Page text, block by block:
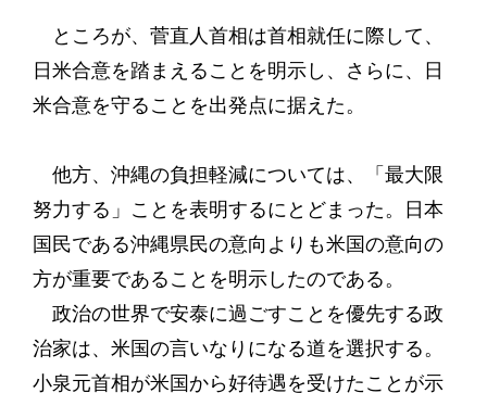
ところが、菅直人首相は首相就任に際して、
日米合意を踏まえることを明示し、さらに、日
米合意を守ることを出発点に据えた。
他方、沖縄の負担軽減については、「最大限
努力する」ことを表明するにとどまった。日本
国民である沖縄県民の意向よりも米国の意向の
方が重要であることを明示したのである。
政治の世界で安泰に過ごすことを優先する政
治家は、米国の言いなりになる道を選択する。
小泉元首相が米国から好待遇を受けたことが示